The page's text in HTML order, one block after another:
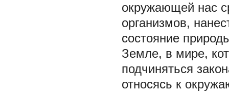
окружающей нас
организмов,
состояние
Земле, в мире,
подчиняться
относясь к